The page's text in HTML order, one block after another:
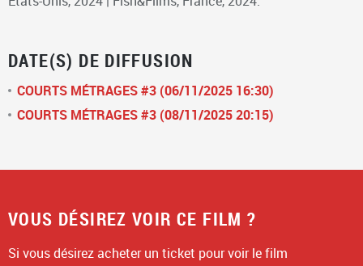
DATE(S) DE DIFFUSION
COURTS MÉTRAGES #3 (06/11/2025 16:30)
COURTS MÉTRAGES #3 (08/11/2025 20:15)
VOUS DÉSIREZ VOIR CE FILM ?
Si vous désirez acheter un ticket pour voir le film